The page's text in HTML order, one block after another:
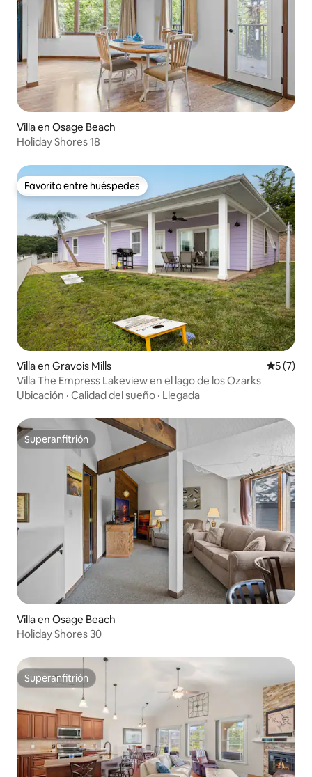
Villa en Osage Beach
Holiday Shores 18
Favorito entre huéspedes
Favorito entre huéspedes
Villa en Gravois Mills
5 (7)
Villa The Empress Lakeview en el lago de los Ozarks
Ubicación · Calidad del sueño · Llegada
Superanfitrión
Superanfitrión
Villa en Osage Beach
Holiday Shores 30
Superanfitrión
Superanfitrión